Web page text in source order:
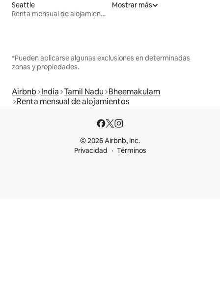
Seattle
Renta mensual de alojamientos
Mostrar más
*Pueden aplicarse algunas exclusiones en determinadas
zonas y propiedades.
Airbnb India Tamil Nadu Bheemakulam
Renta mensual de alojamientos
© 2026 Airbnb, Inc.
Privacidad
Términos